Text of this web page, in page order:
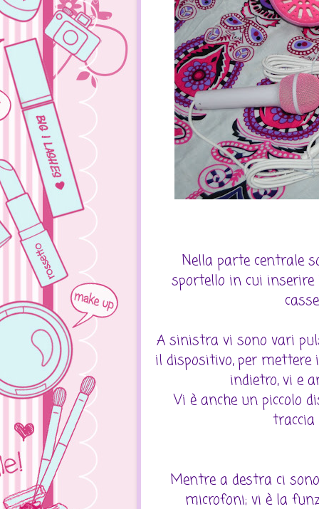
Nella parte centrale
sportello in cui
A sinistra vi sono vari
il dispositivo, per
indietro, vi e
Vi è anche un piccolo
traccia
Mentre a destra ci
microfoni; vi è la